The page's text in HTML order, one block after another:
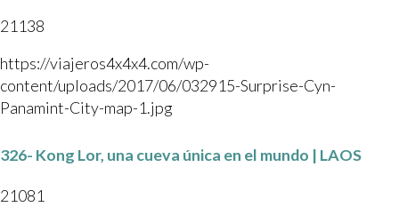
21138
https://viajeros4x4x4.com/wp-
content/uploads/2017/06/032915-Surprise-Cyn-
Panamint-City-map-1.jpg
326- Kong Lor, una cueva única en el mundo | LAOS
21081